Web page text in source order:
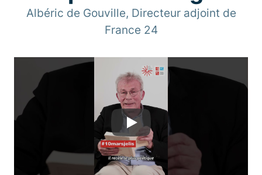
Albéric de Gouville, Directeur adjoint de
France 24
Play